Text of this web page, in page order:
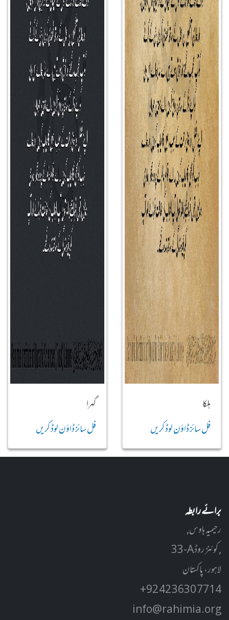
ہلکا
فل سائز ڈاؤن لوڈ کریں
گہرا
فل سائز ڈاؤن لوڈ کریں
برائے رابطہ
رحیمیہ ہاوس,
33-A کوئنز روڈ ,
لاہور، پاکستان
+92 42 3630 7714
info@rahimia.org